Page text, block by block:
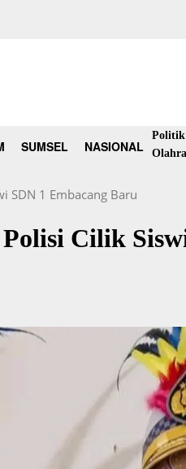
SUMSEL NASIONAL
Politik
SDN 1 Embacang Baru
Cilik